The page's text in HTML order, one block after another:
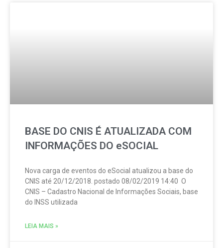
BASE DO CNIS É ATUALIZADA COM
INFORMAÇÕES DO eSOCIAL
Nova carga de eventos do eSocial atualizou a base do
CNIS até 20/12/2018. postado 08/02/2019 14:40 O
CNIS – Cadastro Nacional de Informações Sociais, base
do INSS utilizada
LEIA MAIS »